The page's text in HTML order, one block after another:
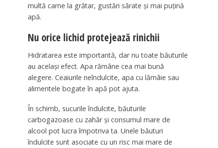
multă carne la grătar, gustări sărate și mai puțină
apă.
Nu orice lichid protejează rinichii
Hidratarea este importantă, dar nu toate băuturile
au același efect. Apa rămâne cea mai bună
alegere. Ceaiurile neîndulcite, apa cu lămâie sau
alimentele bogate în apă pot ajuta.
În schimb, sucurile îndulcite, băuturile
carbogazoase cu zahăr și consumul mare de
alcool pot lucra împotriva ta. Unele băuturi
îndulcite sunt asociate cu un risc mai mare de